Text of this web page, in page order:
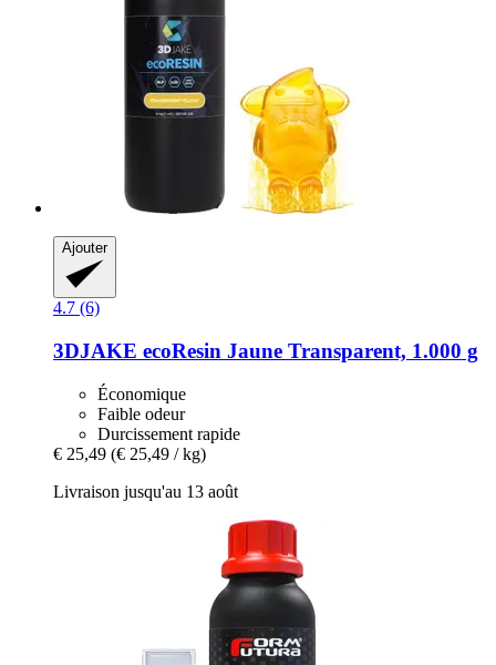
Ajouter
4.7 (6)
3DJAKE ecoResin Jaune Transparent, 1.000 g
Économique
Faible odeur
Durcissement rapide
€ 25,49 (€ 25,49 / kg)
Livraison jusqu'au 13 août